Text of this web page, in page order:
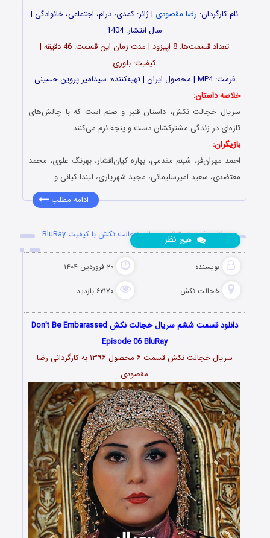
نام کارگردان: رضا مقصودی | ژانر: کمدی، درام، اجتماعی، خانوادگی |
سال انتشار: 1404
تعداد قسمت‌ها: 8 اپیزود | مدت زمان این قسمت: 46 دقیقه |
کیفیت: بلوری
فرمت: MP4 | محصول ایران | تهیه‌کننده: سیدامیر پروین حسینی
خلاصه داستان:
سریال خجالت نکش، داستان قنبر و صنم است که با چالش‌های
تازه‌ای در زندگی مشترکشان دست و پنجه نرم می‌کنند…
بازیگران:
احمد مهران‌فر، شبنم مقدمی، بهاره کیان‌افشار، بهرنگ علوی، محمد
معتضدی، سعید امیرسلیمانی، مجید شهریاری، لیندا کیانی و…
ادامه مطلب
دانلود قسمت ششم سریال خجالت نکش با کیفیت BluRay
نویسنده ۲۰ فروردین ۱۴۰۴
خجالت نکش ۶۲۱۷۰ بازدید
هیچ نظر
دانلود قسمت ششم سریال خجالت نکش Don’t Be Embarassed
Episode 06 BluRay
سریال خجالت نکش قسمت ۶ محصول ۱۳۹۶ به کارگردانی رضا
مقصودی